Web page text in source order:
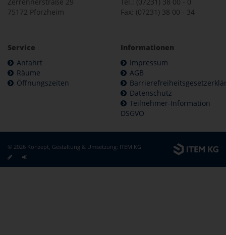
75172 Pforzheim
Fax: (07231) 38 00 - 34
Service
Anfahrt
Räume
Öffnungszeiten
Informationen
Impressum
AGB
Datenschutz
Teilnehmer-Information
DSGVO
© 2026 Konzept, Gestaltung & Umsetzung: ITEM KG